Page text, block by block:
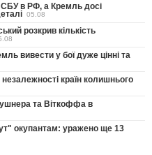
в РФ, а Кремль досі
05.08
розкрив кількість
вивести у бої дуже цінні та
країн колишнього
та Віткоффа в
окупантам: уражено ще 13